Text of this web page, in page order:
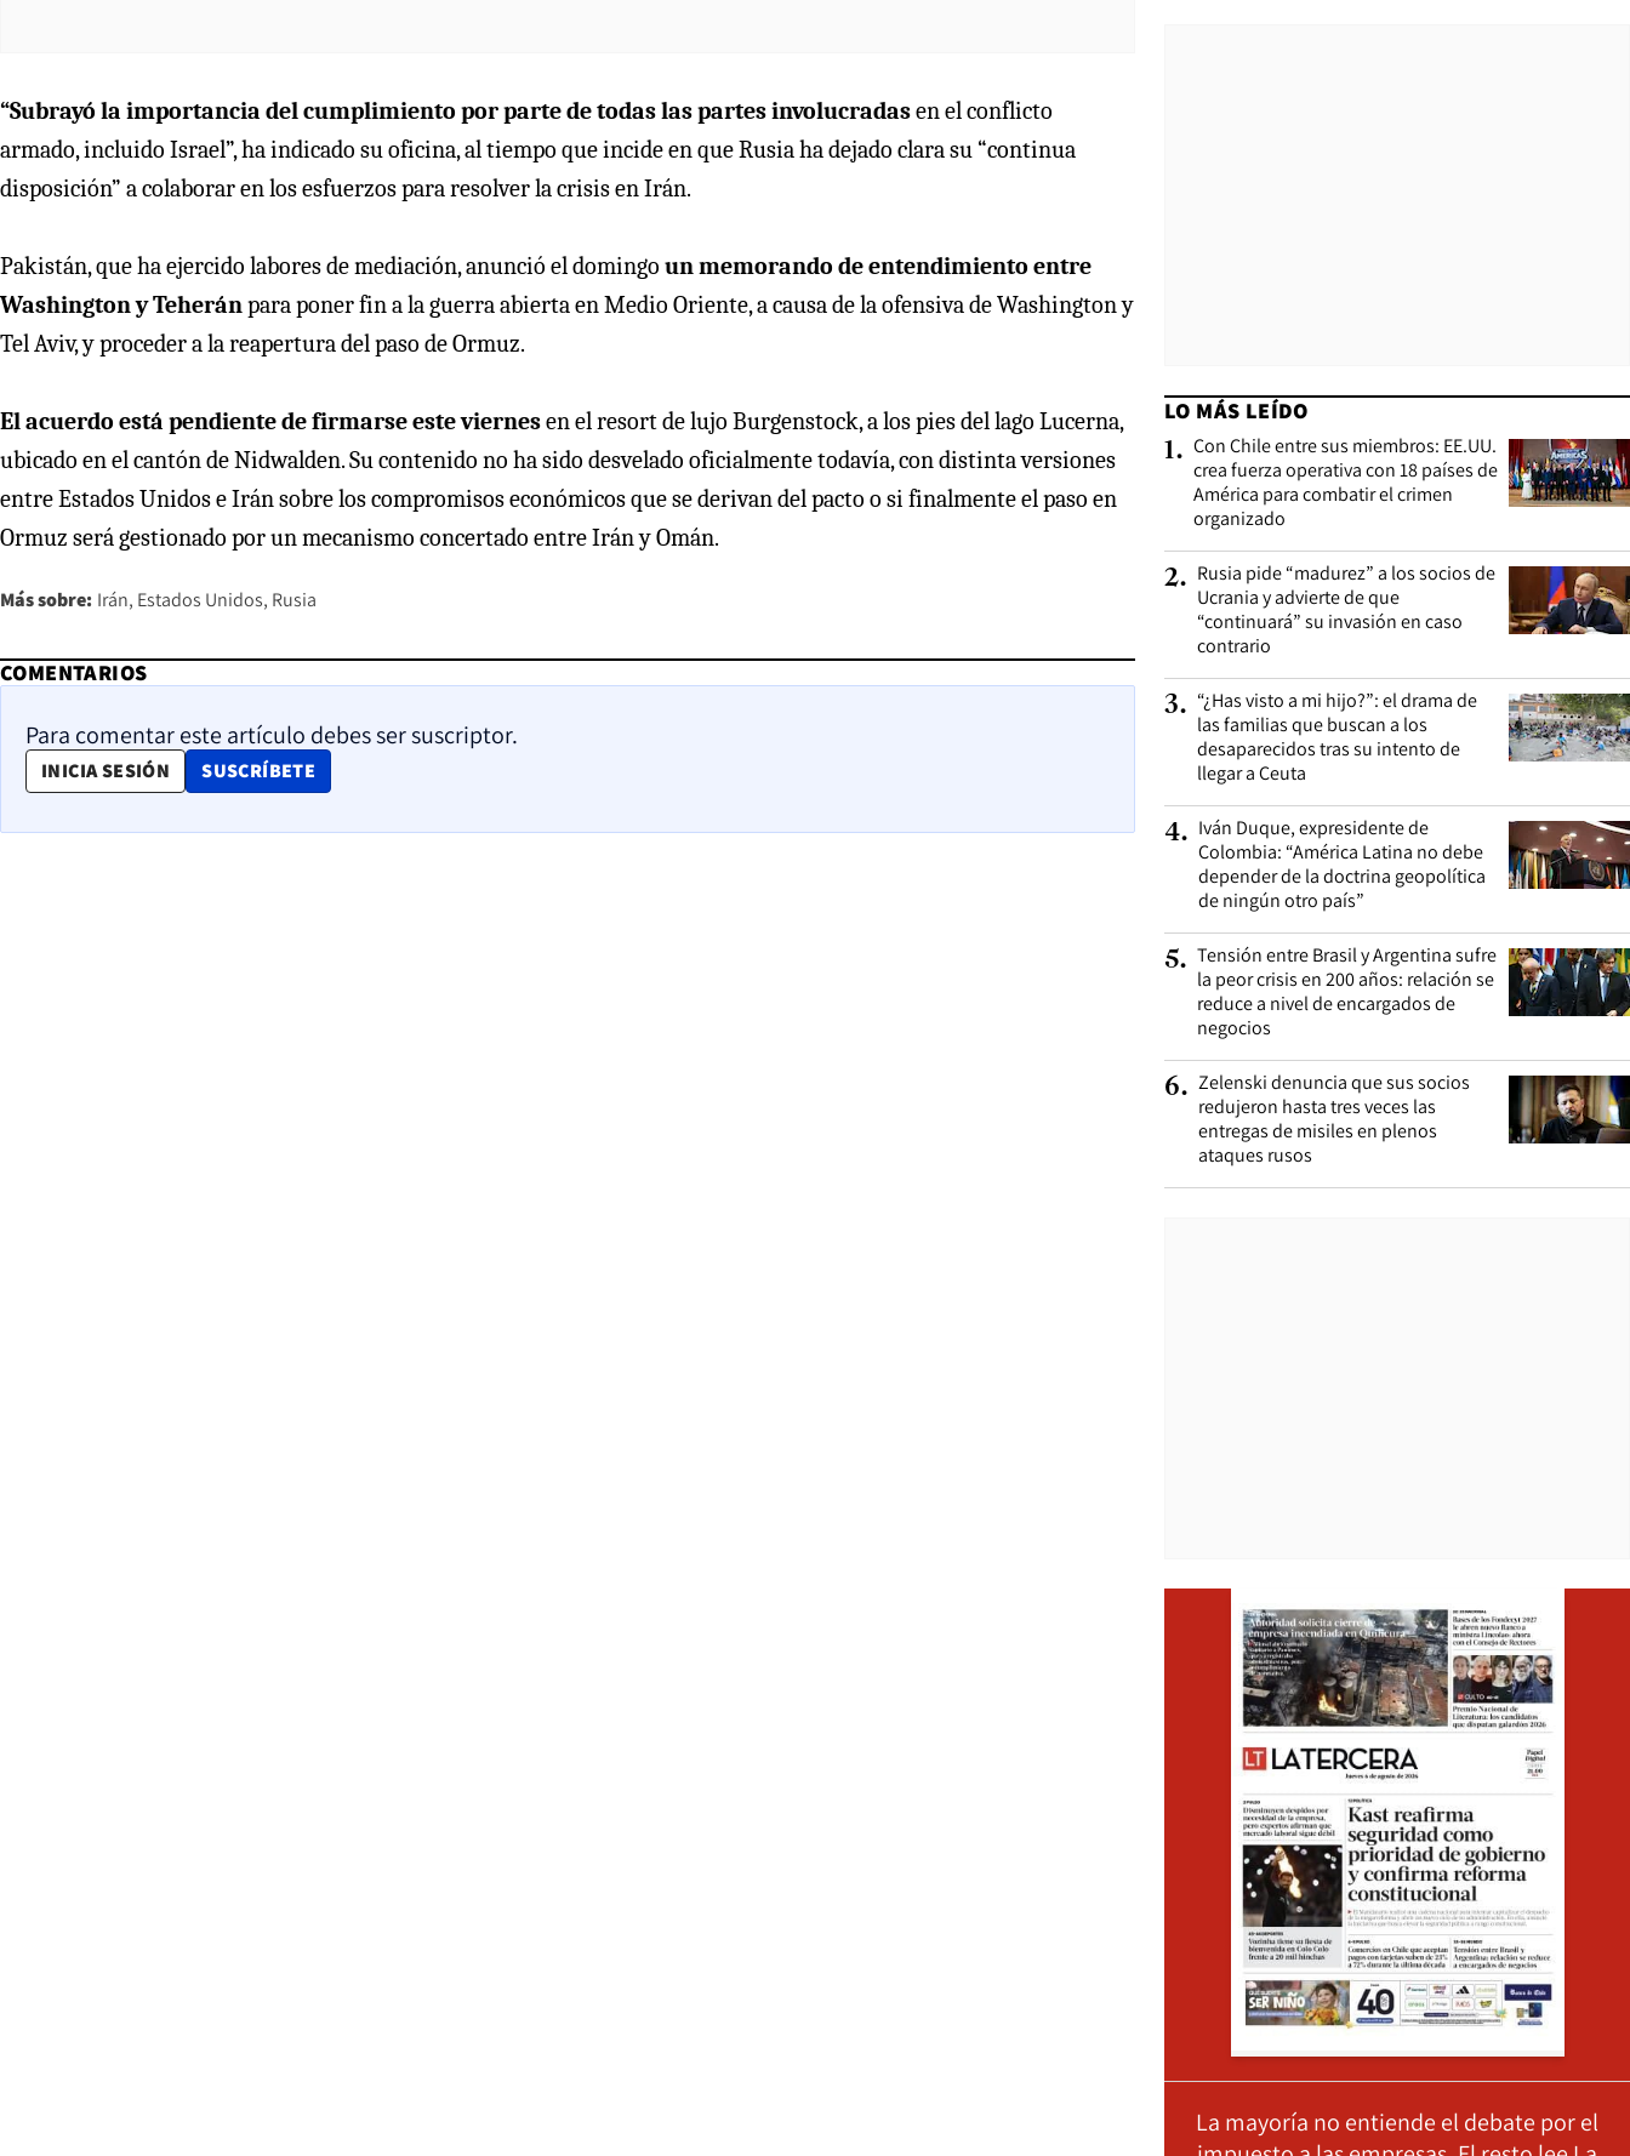
“Subrayó la importancia del cumplimiento por parte de todas las partes involucradasen el conflicto
armado, incluido Israel”, ha indicado su oficina, al tiempo que incide en que Rusia ha dejado clara su “continua
disposición” a colaborar en los esfuerzos para resolver la crisis en Irán.
Pakistán, que ha ejercido labores de mediación, anunció el domingo un memorando de entendimiento entre
Washington y Teheránpara poner fin a la guerra abierta en Medio Oriente, a causa de la ofensiva de Washington y
Tel Aviv, y proceder a la reapertura del paso de Ormuz.
El acuerdo está pendiente de firmarse este viernesen el resort de lujo Burgenstock, a los pies del lago Lucerna,
ubicado en el cantón de Nidwalden. Su contenido no ha sido desvelado oficialmente todavía, con distinta versiones
entre Estados Unidos e Irán sobre los compromisos económicos que se derivan del pacto o si finalmente el paso en
Ormuz será gestionado por un mecanismo concertado entre Irán y Omán.
Más sobre: Irán Estados Unidos Rusia
COMENTARIOS
Para comentar este artículo debes ser suscriptor.
INICIA SESIÓN SUSCRÍBETE
OPENS IN NEW WINDOW
LO MÁS LEÍDO
1. Con Chile entre sus miembros: EE.UU.
crea fuerza operativa con 18 países de
América para combatir el crimen
organizado
2. Rusia pide “madurez” a los socios de
Ucrania y advierte de que
“continuará” su invasión en caso
contrario
3. “¿Has visto a mi hijo?”: el drama de
las familias que buscan a los
desaparecidos tras su intento de
llegar a Ceuta
4. Iván Duque, expresidente de
Colombia: “América Latina no debe
depender de la doctrina geopolítica
de ningún otro país”
5. Tensión entre Brasil y Argentina sufre
la peor crisis en 200 años: relación se
reduce a nivel de encargados de
negocios
6. Zelenski denuncia que sus socios
redujeron hasta tres veces las
entregas de misiles en plenos
ataques rusos
La mayoría no entiende el debate por el